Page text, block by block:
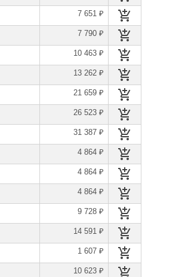
7 651 ₽
7 790 ₽
10 463 ₽
13 262 ₽
21 659 ₽
26 523 ₽
31 387 ₽
4 864 ₽
4 864 ₽
4 864 ₽
9 728 ₽
14 591 ₽
1 607 ₽
10 623 ₽